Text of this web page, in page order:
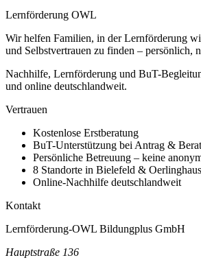
Lernförderung OWL
Wir helfen Familien, in der Lernförderung
und Selbstvertrauen zu finden – persönlich,
Nachhilfe, Lernförderung und BuT-
und online deutschlandweit.
Vertrauen
Kostenlose Erstberatung
BuT-Unterstützung bei Antrag &
Persönliche Betreuung – keine
8 Standorte in Bielefeld &
Online-Nachhilfe deutschlandweit
Kontakt
Lernförderung-OWL Bildungplus GmbH
Hauptstraße 136